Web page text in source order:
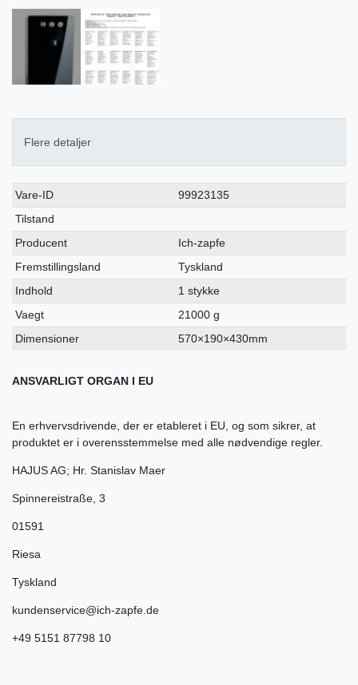
Flere detaljer
Ceres::Template.singleItemTechnicalDataAttribute
Ceres::Template.singleItemTechnicalDataValue
Vare-ID
99923135
Tilstand
Producent
Ich-zapfe
Fremstillingsland
Tyskland
Indhold
1 stykke
Vaegt
21000 g
Dimensioner
570×190×430mm
ANSVARLIGT ORGAN I EU
En erhvervsdrivende, der er etableret i EU, og som sikrer, at
produktet er i overensstemmelse med alle nødvendige regler.
HAJUS AG; Hr. Stanislav Maer
Spinnereistraße 3
01591
Riesa
Tyskland
kundenservice@ich-zapfe.de
+49 5151 87798 10